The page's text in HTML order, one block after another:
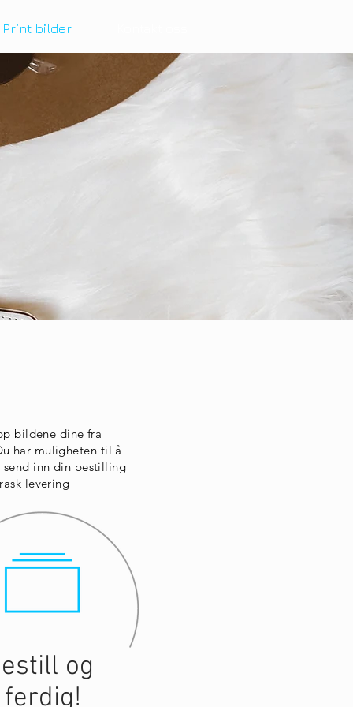
Print bilder
bildene dine fra
har muligheten til å
inn din bestilling
levering
og
ferdig!